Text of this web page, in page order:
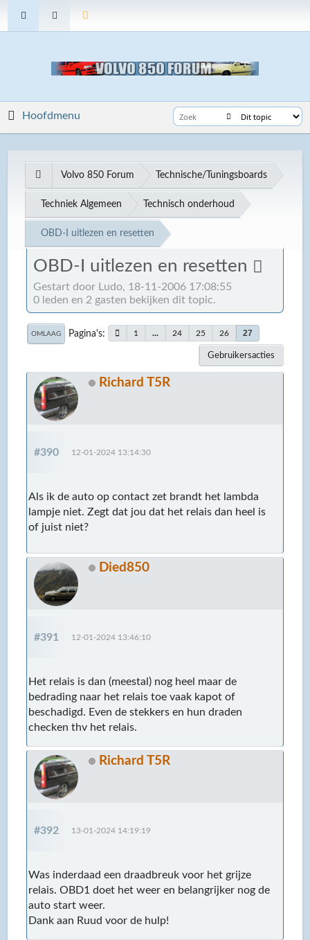
Hoofdmenu
Volvo 850 Forum Technische/Tuningsboards
Techniek Algemeen Technisch onderhoud
OBD-I uitlezen en resetten
OBD-I uitlezen en resetten
Gestart door Ludo, 18-11-2006 17:08:55
0 leden en 2 gasten bekijken dit topic.
OMLAAG Pagina's 1 ... 24 25 26 27
Gebruikersacties
Richard T5R
#390 12-01-2024 13:14:30
Als ik de auto op contact zet brandt het lambda
lampje niet. Zegt dat jou dat het relais dan heel is
of juist niet?
Died850
#391 12-01-2024 13:46:10
Het relais is dan (meestal) nog heel maar de
bedrading naar het relais toe vaak kapot of
beschadigd. Even de stekkers en hun draden
checken thv het relais.
Richard T5R
#392 13-01-2024 14:19:19
Was inderdaad een draadbreuk voor het grijze
relais. OBD1 doet het weer en belangrijker nog de
auto start weer.
Dank aan Ruud voor de hulp!